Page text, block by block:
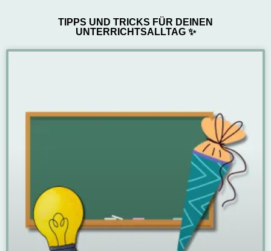
TIPPS UND TRICKS FÜR DEINEN
UNTERRICHTSALLTAG ✨